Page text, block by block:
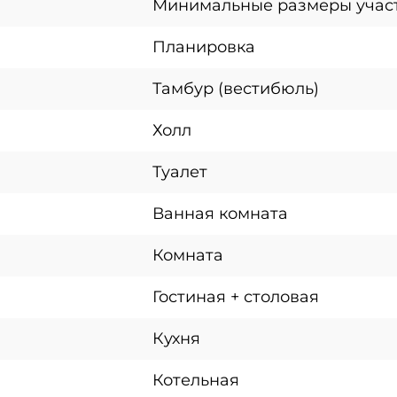
Минимальные размеры
Планировка
Тамбур (вестибюль)
Холл
Туалет
Ванная комната
Комната
Гостиная + столовая
Кухня
Котельная